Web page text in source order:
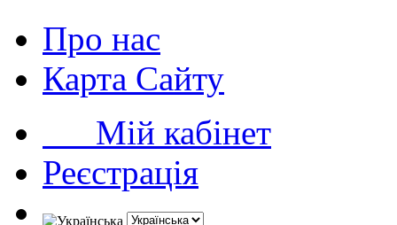
Про нас
Карта Сайту
Мій кабінет
Реєстрація